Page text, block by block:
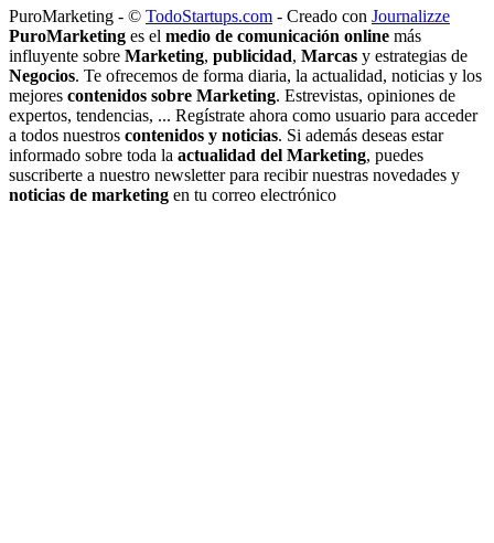
PuroMarketing - © TodoStartups.com - Creado con Journalizze
PuroMarketing es el medio de comunicación online más
influyente sobre Marketing, publicidad, Marcas y estrategias de
Negocios. Te ofrecemos de forma diaria, la actualidad, noticias y los
mejores contenidos sobre Marketing. Estrevistas, opiniones de
expertos, tendencias, ... Regístrate ahora como usuario para acceder
a todos nuestros contenidos y noticias. Si además deseas estar
informado sobre toda la actualidad del Marketing, puedes
suscriberte a nuestro newsletter para recibir nuestras novedades y
noticias de marketing en tu correo electrónico